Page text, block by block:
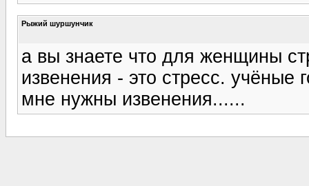
Рыжий шуршунчик
а вы знаете что для женщины
извенения - это стресс. учёные
мне нужны извенения......